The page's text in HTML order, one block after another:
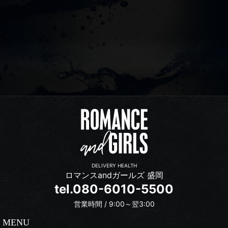
DELIVERY HEALTH
ロマンスandガールズ 盛岡
tel.080-6010-5500
営業時間 / 9:00～翌3:00
MENU